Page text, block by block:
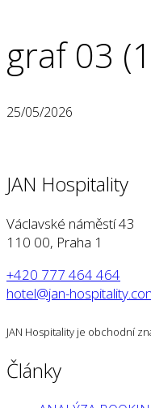
graf 03
25/05/2026
JAN Hospitality
Václavské náměstí 43
110 00, Praha 1
+420 777 464 464
hotel@jan-
JAN Hospitality je obchodní
Články